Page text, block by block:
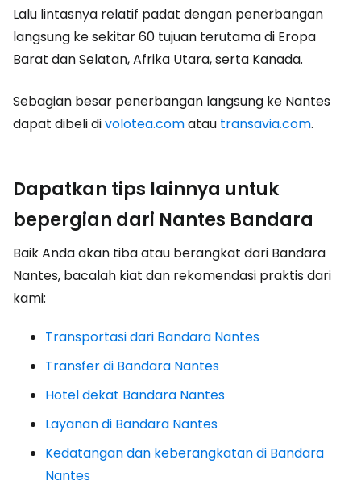
Lalu lintasnya relatif padat dengan penerbangan
langsung ke sekitar 60 tujuan terutama di Eropa
Barat dan Selatan, Afrika Utara, serta Kanada.
Sebagian besar penerbangan langsung ke Nantes
dapat dibeli divolotea.comatau transavia.com.
Dapatkan tips lainnya untuk
bepergian dari Nantes Bandara
Baik Anda akan tiba atau berangkat dari Bandara
Nantes, bacalah kiat dan rekomendasi praktis dari
kami:
Transportasi dari Bandara Nantes
Transfer di Bandara Nantes
Hotel dekat Bandara Nantes
Layanan di Bandara Nantes
Kedatangan dan keberangkatan di Bandara
Nantes